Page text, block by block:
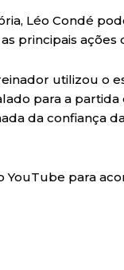
Léo Condé
principais ações
utilizou o
para a
da confiança
YouTube para